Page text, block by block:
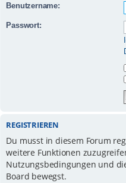
Benutzername:
Passwort:
REGISTRIEREN
Du musst in diesem Forum
weitere Funktionen
Nutzungsbedingungen und
Board bewegst.